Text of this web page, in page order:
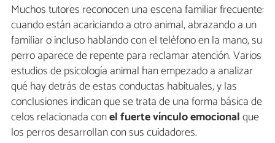
Muchos tutores reconocen una escena familiar frecuente:
cuando están acariciando a otro animal, abrazando a un
familiar o incluso hablando con el teléfono en la mano, su
perro aparece de repente para reclamar atención. Varios
estudios de psicología animal han empezado a analizar
qué hay detrás de estas conductas habituales, y las
conclusiones indican que se trata de una forma básica de
celos relacionada conel fuerte vínculoemocionalque
los perros desarrollan con sus cuidadores.